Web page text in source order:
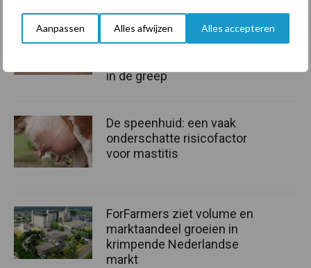
Aanpassen Alles afwijzen Alles accepteren
Grondstoffenmarkt blijft
grillig: droogte en
in de greep
De speenhuid: een vaak
onderschatte risicofactor
voor mastitis
ForFarmers ziet volume en
marktaandeel groeien in
krimpende Nederlandse
markt